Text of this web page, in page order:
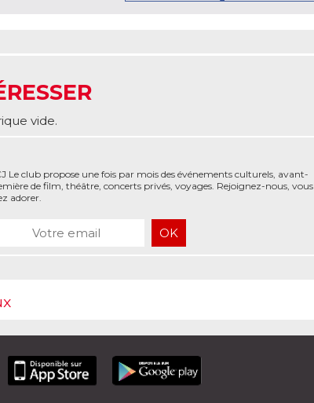
vide.
Le club propose une fois par mois des événements culturels, avant-
de film, théâtre, concerts privés, voyages. Rejoignez-nous, vous
adorer.